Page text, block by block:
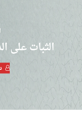
الثبات على